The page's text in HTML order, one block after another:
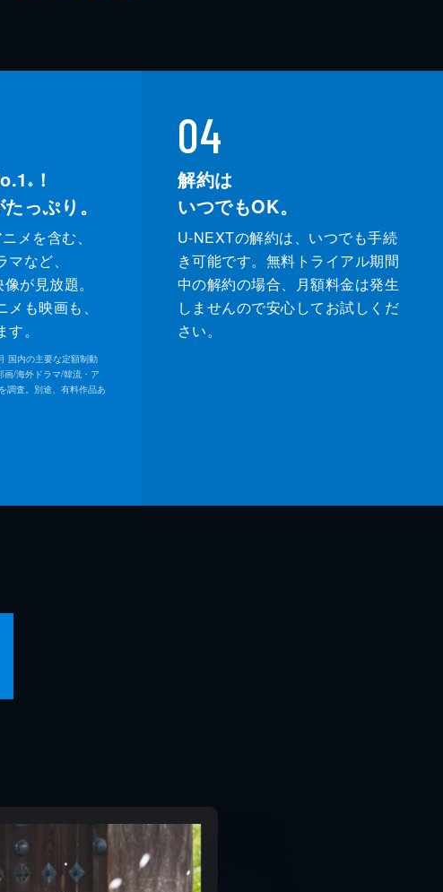
※
！
っぷり。
メを含む、
など、
が見放題。
も映画も、
。
国内の主要な定額制動
画/海外ドラマ/韓流・ア
調査。別途、有料作品あ
04
解約は
いつでもOK。
U-NEXTの解約は、いつでも手続
き可能です。無料トライアル期間
中の解約の場合、月額料金は発生
しませんので安心してお試しくだ
さい。